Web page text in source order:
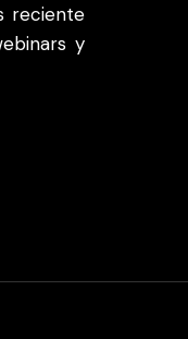
reciente
y